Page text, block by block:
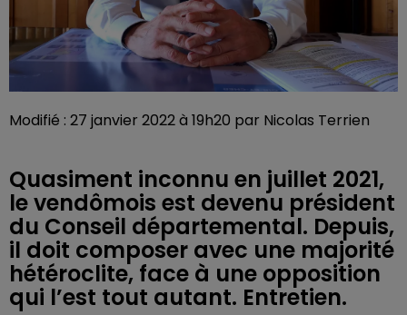
Modifié : 27 janvier 2022 à 19h20 par Nicolas Terrien
Quasiment inconnu en juillet 2021,
le vendômois est devenu président
du Conseil départemental. Depuis,
il doit composer avec une majorité
hétéroclite, face à une opposition
qui l’est tout autant. Entretien.